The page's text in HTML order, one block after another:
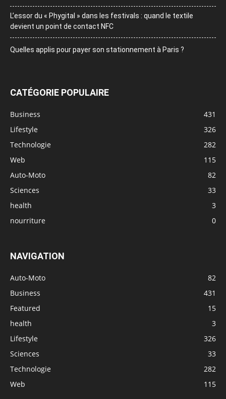
L’essor du « Phygital » dans les festivals : quand le textile
devient un point de contact NFC
Quelles applis pour payer son stationnement à Paris ?
CATÉGORIE POPULAIRE
Business
431
Lifestyle
326
Technologie
282
Web
115
Auto-Moto
82
Sciences
33
health
3
nourriture
0
NAVIGATION
Auto-Moto
82
Business
431
Featured
15
health
3
Lifestyle
326
Sciences
33
Technologie
282
Web
115